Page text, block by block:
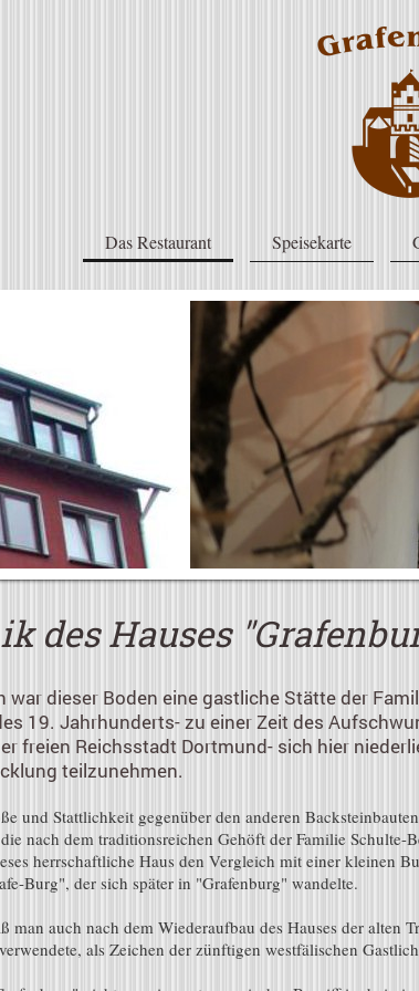
Das Restaurant Speisekarte
des Hauses
war dieser Boden eine gastliche Stätte der
19. Jahrhunderts-zu einer Zeit des
freien Reichsstadt Dortmund- sich hier
teilzunehmen.
und Stattlichkeit gegenüber den anderen
nach dem traditionsreichen Gehöft der Familie Schulte-
herrschaftliche Haus den Vergleich mit einer kleinen
Burg", der sich später in "Grafenburg" wandelte.
man auch nach dem Wiederaufbau des Hauses der alten
als Zeichen der zünftigen westfälischen